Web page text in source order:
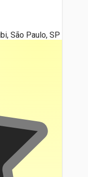
São Paulo, SP